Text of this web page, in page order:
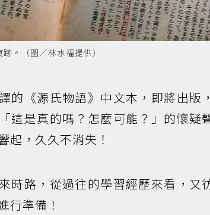
。（圖／林水福提供）
的《源氏物語》中文本，即將出版
這是真的嗎？怎麼可能？」的懷疑
起，久久不消失！
時路，從過往的學習經歷來看，又
行準備！